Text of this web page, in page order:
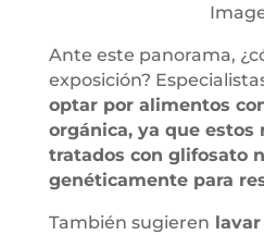
Ante este panorama,
exposición?
optar por alimentos
orgánica, ya que estos
tratados con glifosato
genéticamente para
También sugieren